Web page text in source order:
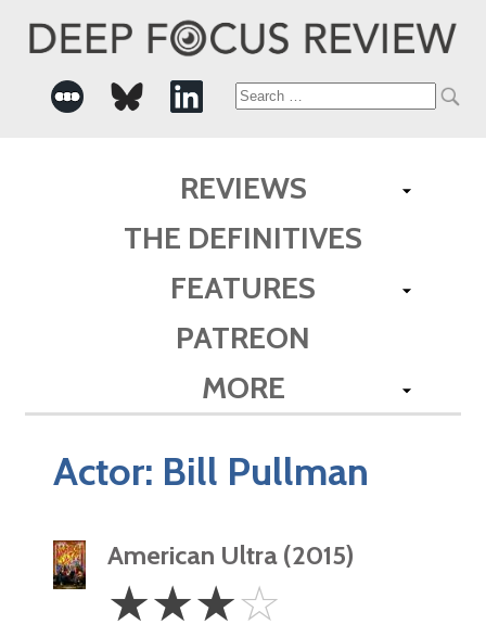
Search
REVIEWS
THE DEFINITIVES
FEATURES
PATREON
MORE
Actor: Bill Pullman
American Ultra (2015)
Stars
☆☆☆☆